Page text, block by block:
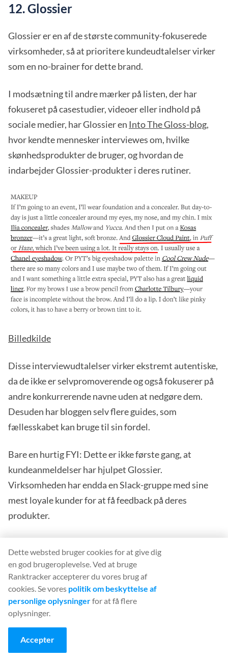
12. Glossier
Glossier er en af de største community-fokuserede
virksomheder, så at prioritere kundeudtalelser virker
som en no-brainer for dette brand.
I modsætning til andre mærker på listen, der har
fokuseret på casestudier, videoer eller indhold på
sociale medier, har Glossier en Into The Gloss-blog,
hvor kendte mennesker interviewes om, hvilke
skønhedsprodukter de bruger, og hvordan de
indarbejder Glossier-produkter i deres rutiner.
Billedkilde
Disse interviewudtalelser virker ekstremt autentiske,
da de ikke er selvpromoverende og også fokuserer på
andre konkurrerende navne uden at nedgøre dem.
Desuden har bloggen selv flere guides, som
fællesskabet kan bruge til sin fordel.
Bare en hurtig FYI: Dette er ikke første gang, at
kundeanmeldelser har hjulpet Glossier.
Virksomheden har endda en Slack-gruppe med sine
mest loyale kunder for at få feedback på deres
produkter.
13. SødProces
Ligesom Glossier gør SweetProcess også noget
anderledes med sine kundeudtalelser - det vil sige, at
de laver lydinterviews for at fremvise udtalelsen.
Når det er gjort, laver de et casestudie omkring det og
fremhæver (med hurtige snapshots), hvad kunderne
Dette websted bruger cookies for at give dig
en god brugeroplevelse. Ved at bruge
Ranktracker accepterer du vores brug af
cookies. Se vores politik om beskyttelse af
personlige oplysningerfor at få flere
oplysninger.
Accepter